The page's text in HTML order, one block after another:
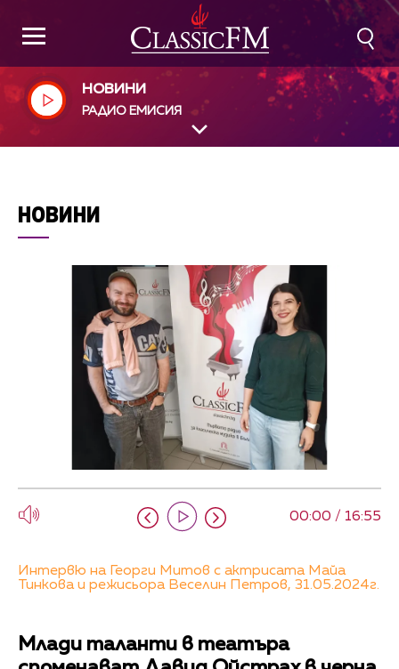
НОВИНИ
РАДИО ЕМИСИЯ
НОВИНИ
00:00 / 16:55
Интервю на Георги Митов с актрисата Майа
Тинкова и режисьора Веселин Петров, 31.05.2024г.
Млади таланти в театъра